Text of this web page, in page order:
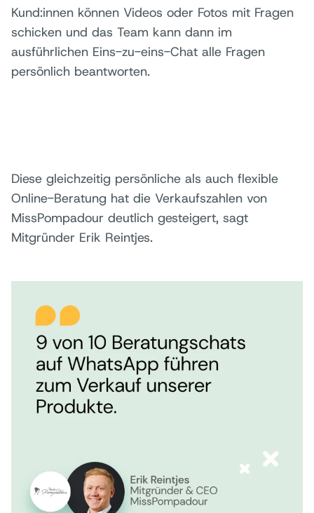
Kund:innen können Videos oder Fotos mit Fragen
schicken und das Team kann dann im
ausführlichen Eins-zu-eins-Chat alle Fragen
persönlich beantworten.
Diese gleichzeitig persönliche als auch flexible
Online-Beratung hat die Verkaufszahlen von
MissPompadour deutlich gesteigert, sagt
Mitgründer Erik Reintjes.